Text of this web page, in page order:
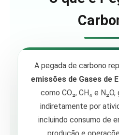
A pegada de carbono
emissões de Gases de
como CO₂, CH₄ e
indiretamente por
incluindo consumo de